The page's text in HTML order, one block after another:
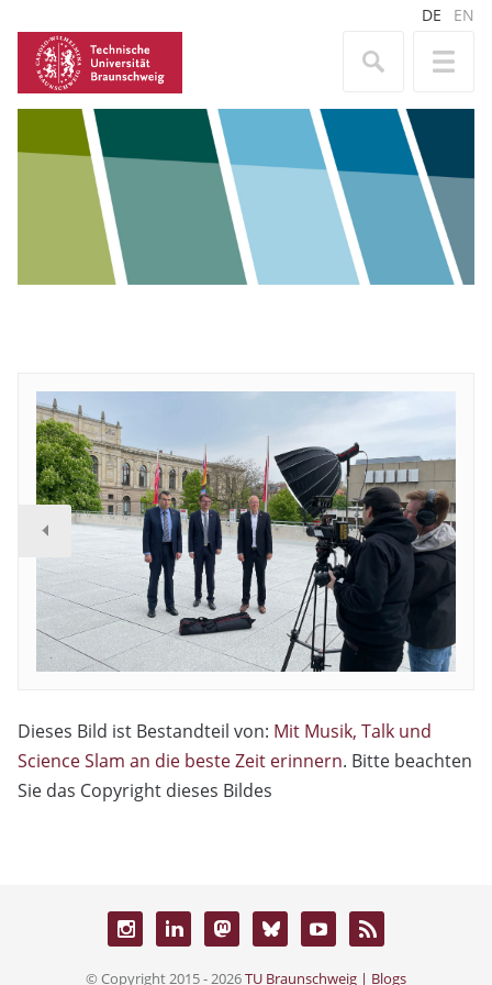
DE EN
Dieses Bild ist Bestandteil von: Mit Musik, Talk und
Science Slam an die beste Zeit erinnern. Bitte beachten
Sie das Copyright dieses Bildes
© Copyright 2015 - 2026TU Braunschweig | Blogs